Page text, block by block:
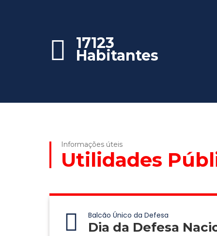
17123
Habitantes
Informações úteis
Utilidades
Balcão Único da Defesa
Dia da Defesa